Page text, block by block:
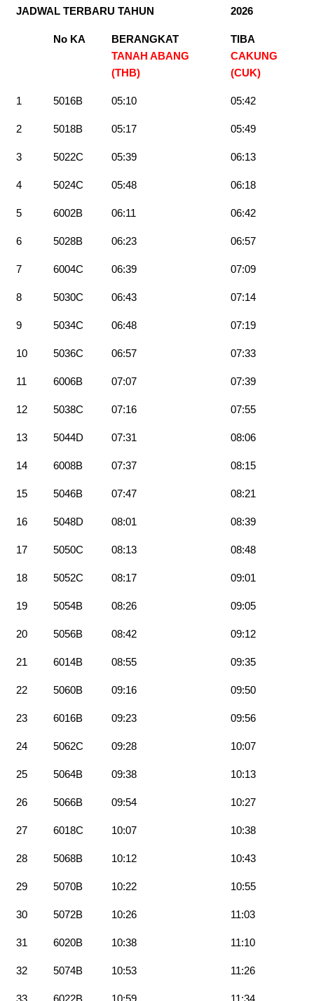
JADWAL TERBARU TAHUN 2026
No KA
BERANGKAT
TANAH ABANG
(THB)
TIBA
CAKUNG
(CUK)
1 5016B 05:10 05:42
2 5018B 05:17 05:49
3 5022C 05:39 06:13
4 5024C 05:48 06:18
5 6002B 06:11 06:42
6 5028B 06:23 06:57
7 6004C 06:39 07:09
8 5030C 06:43 07:14
9 5034C 06:48 07:19
10 5036C 06:57 07:33
11 6006B 07:07 07:39
12 5038C 07:16 07:55
13 5044D 07:31 08:06
14 6008B 07:37 08:15
15 5046B 07:47 08:21
16 5048D 08:01 08:39
17 5050C 08:13 08:48
18 5052C 08:17 09:01
19 5054B 08:26 09:05
20 5056B 08:42 09:12
21 6014B 08:55 09:35
22 5060B 09:16 09:50
23 6016B 09:23 09:56
24 5062C 09:28 10:07
25 5064B 09:38 10:13
26 5066B 09:54 10:27
27 6018C 10:07 10:38
28 5068B 10:12 10:43
29 5070B 10:22 10:55
30 5072B 10:26 11:03
31 6020B 10:38 11:10
32 5074B 10:53 11:26
33 6022B 10:59 11:34